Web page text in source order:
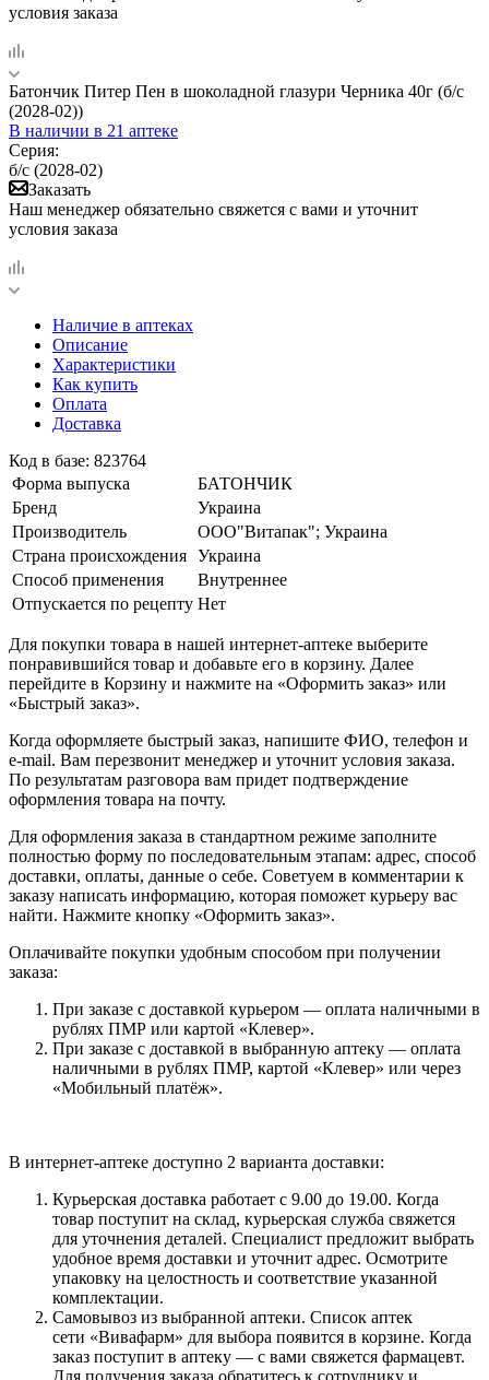
условия заказа
Батончик Питер Пен в шоколадной глазури Черника 40г (б/с
(2028-02))
В наличии в 21 аптеке
Серия:
б/с (2028-02)
Заказать
Наш менеджер обязательно свяжется с вами и уточнит
условия заказа
Наличие в аптеках
Описание
Характеристики
Как купить
Оплата
Доставка
Код в базе: 823764
Форма выпуска
БАТОНЧИК
Бренд
Украина
Производитель
ООО"Витапак"; Украина
Страна происхождения Украина
Способ применения
Внутреннее
Отпускается по рецепту Нет
Для покупки товара в нашей интернет-аптеке выберите
понравившийся товар и добавьте его в корзину. Далее
перейдите в Корзину и нажмите на «Оформить заказ» или
«Быстрый заказ».
Когда оформляете быстрый заказ, напишите ФИО, телефон и
e-mail. Вам перезвонит менеджер и уточнит условия заказа.
По результатам разговора вам придет подтверждение
оформления товара на почту.
Для оформления заказа в стандартном режиме заполните
полностью форму по последовательным этапам: адрес, способ
доставки, оплаты, данные о себе. Советуем в комментарии к
заказу написать информацию, которая поможет курьеру вас
найти. Нажмите кнопку «Оформить заказ».
Оплачивайте покупки удобным способом при получении
заказа:
При заказе с доставкой курьером — оплата наличными в
рублях ПМР или картой «Клевер».
При заказе с доставкой в выбранную аптеку — оплата
наличными в рублях ПМР, картой «Клевер» или через
«Мобильный платёж».
В интернет-аптеке доступно 2 варианта доставки:
Курьерская доставка работает с 9.00 до 19.00. Когда
товар поступит на склад, курьерская служба свяжется
для уточнения деталей. Специалист предложит выбрать
удобное время доставки и уточнит адрес. Осмотрите
упаковку на целостность и соответствие указанной
комплектации.
Самовывоз из выбранной аптеки. Список аптек
сети «Вивафарм» для выбора появится в корзине. Когда
заказ поступит в аптеку — с вами свяжется фармацевт.
Для получения заказа обратитесь к сотруднику и